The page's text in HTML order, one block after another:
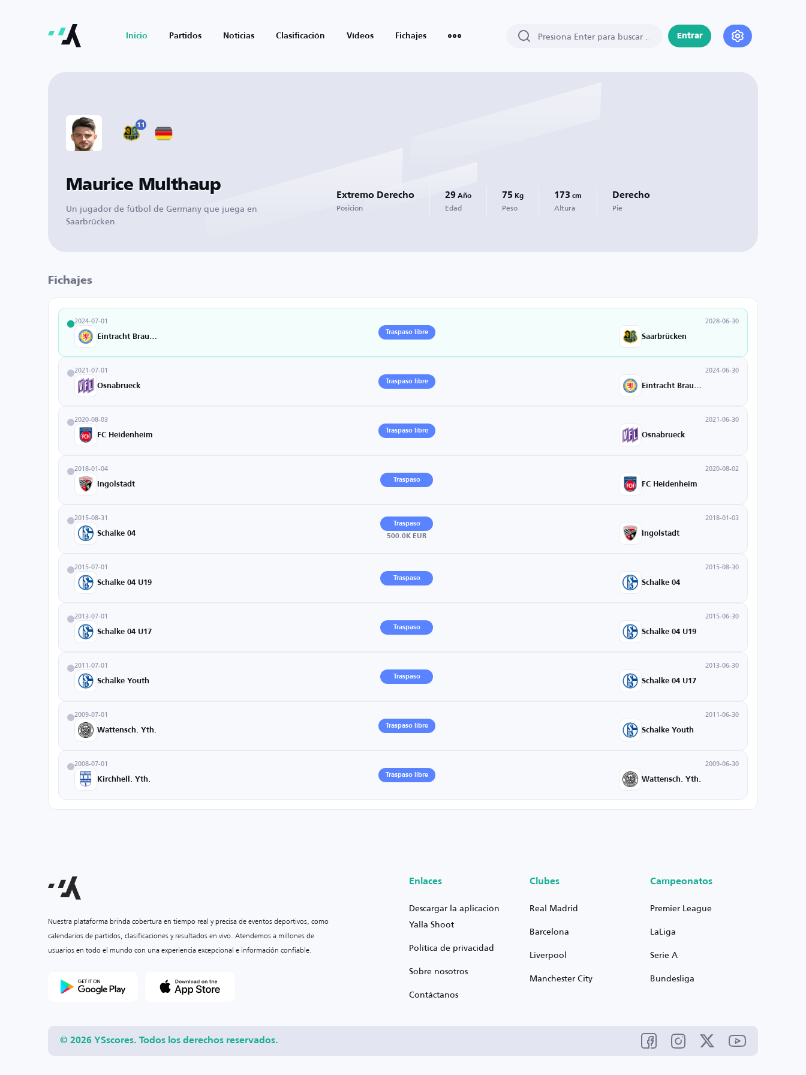
Inicio Partidos Noticias Clasificación Vídeos Fichajes Entrar
11
Maurice Multhaup
Un jugador de fútbol de Germany que juega en
Saarbrücken
Extremo Derecho
Posición
29 Año
Edad
75 Kg
Peso
173 cm
Altura
Derecho
Pie
Fichajes
2024-07-01
Traspaso libre
2028-06-30
Saarbrücken
2021-07-01
Osnabrueck
Traspaso libre
2024-06-30
2020-08-03
FC Heidenheim
Traspaso libre
2021-06-30
Osnabrueck
2018-01-04
Ingolstadt
Traspaso
2020-08-02
FC Heidenheim
2015-08-31
Schalke 04
Traspaso
500.0K EUR
2018-01-03
Ingolstadt
2015-07-01
Schalke 04 U19
Traspaso
2015-08-30
Schalke 04
2013-07-01
Schalke 04 U17
Traspaso
2015-06-30
Schalke 04 U19
2011-07-01
Schalke Youth
Traspaso
2013-06-30
Schalke 04 U17
2009-07-01
Wattensch. Yth.
Traspaso libre
2011-06-30
Schalke Youth
2008-07-01
Kirchhell. Yth.
Traspaso libre
2009-06-30
Wattensch. Yth.
Nuestra plataforma brinda cobertura en tiempo real y precisa de eventos deportivos, como
calendarios de partidos, clasificaciones y resultados en vivo. Atendemos a millones de
usuarios en todo el mundo con una experiencia excepcional e información confiable.
Enlaces
Descargar la aplicación
Yalla Shoot
Política de privacidad
Sobre nosotros
Contáctanos
Clubes
Real Madrid
Barcelona
Liverpool
Manchester City
Campeonatos
Premier League
LaLiga
Serie A
Bundesliga
© 2026 YSscores. Todos los derechos reservados.